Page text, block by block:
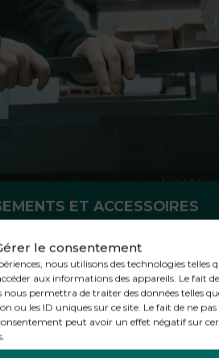
le consentement
nous utilisons des technologies telles
aux informations des appareils. Le fait de
permettra de traiter des données telles
ou les ID uniques sur ce site. Le fait de ne pas
peut avoir un effet négatif sur
ET ACCESSOIRES